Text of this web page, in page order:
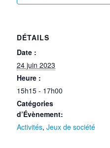
DÉTAILS
Date :
24 juin 2023
Heure :
15h15 - 17h00
Catégories
d’Évènement:
Activités,Jeux de société